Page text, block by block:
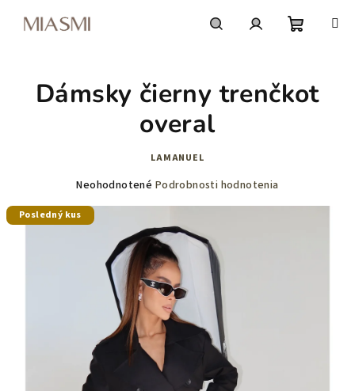
košík
Dámsky čierny trenčkot
overal
LAMANUEL
Priemerné
produktu
hviezdičiek.
Neohodnotené Podrobnosti hodnotenia
Posledný kus